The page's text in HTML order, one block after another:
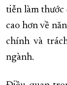
tiễn làm thước
cao hơn về
chính và
ngành.